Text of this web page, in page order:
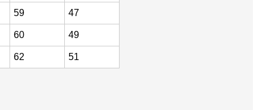
59 47
60 49
62 51